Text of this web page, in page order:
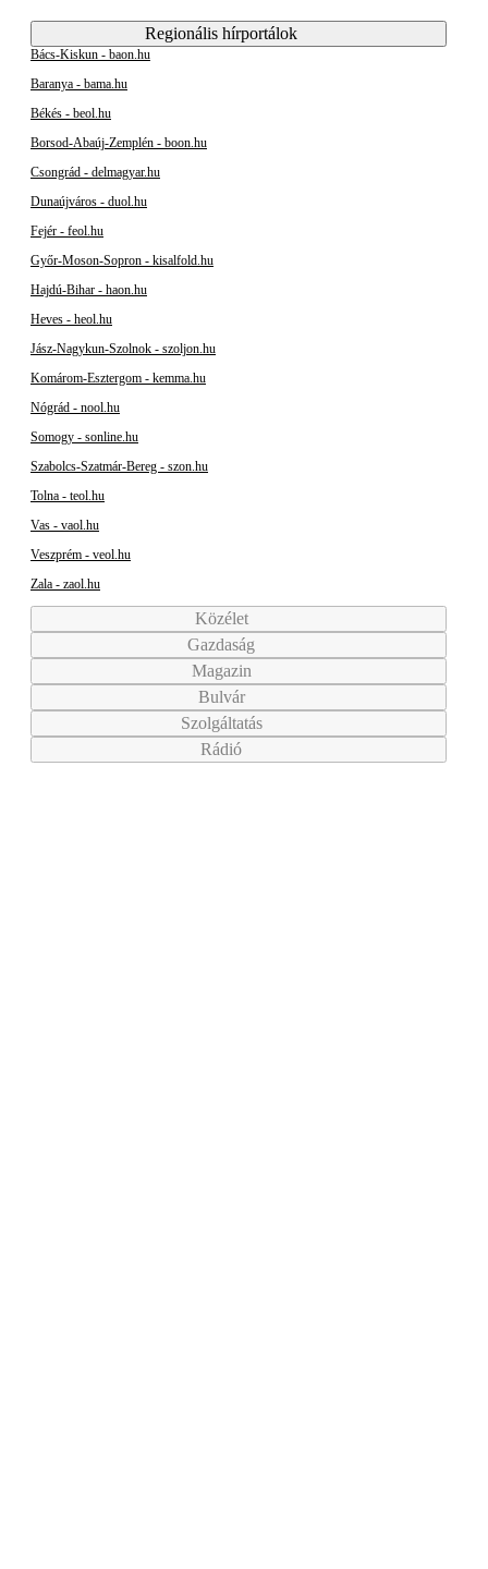
Regionális hírportálok
Bács-Kiskun - baon.hu
Baranya - bama.hu
Békés - beol.hu
Borsod-Abaúj-Zemplén - boon.hu
Csongrád - delmagyar.hu
Dunaújváros - duol.hu
Fejér - feol.hu
Győr-Moson-Sopron - kisalfold.hu
Hajdú-Bihar - haon.hu
Heves - heol.hu
Jász-Nagykun-Szolnok - szoljon.hu
Komárom-Esztergom - kemma.hu
Nógrád - nool.hu
Somogy - sonline.hu
Szabolcs-Szatmár-Bereg - szon.hu
Tolna - teol.hu
Vas - vaol.hu
Veszprém - veol.hu
Zala - zaol.hu
Közélet
Gazdaság
Magazin
Bulvár
Szolgáltatás
Rádió